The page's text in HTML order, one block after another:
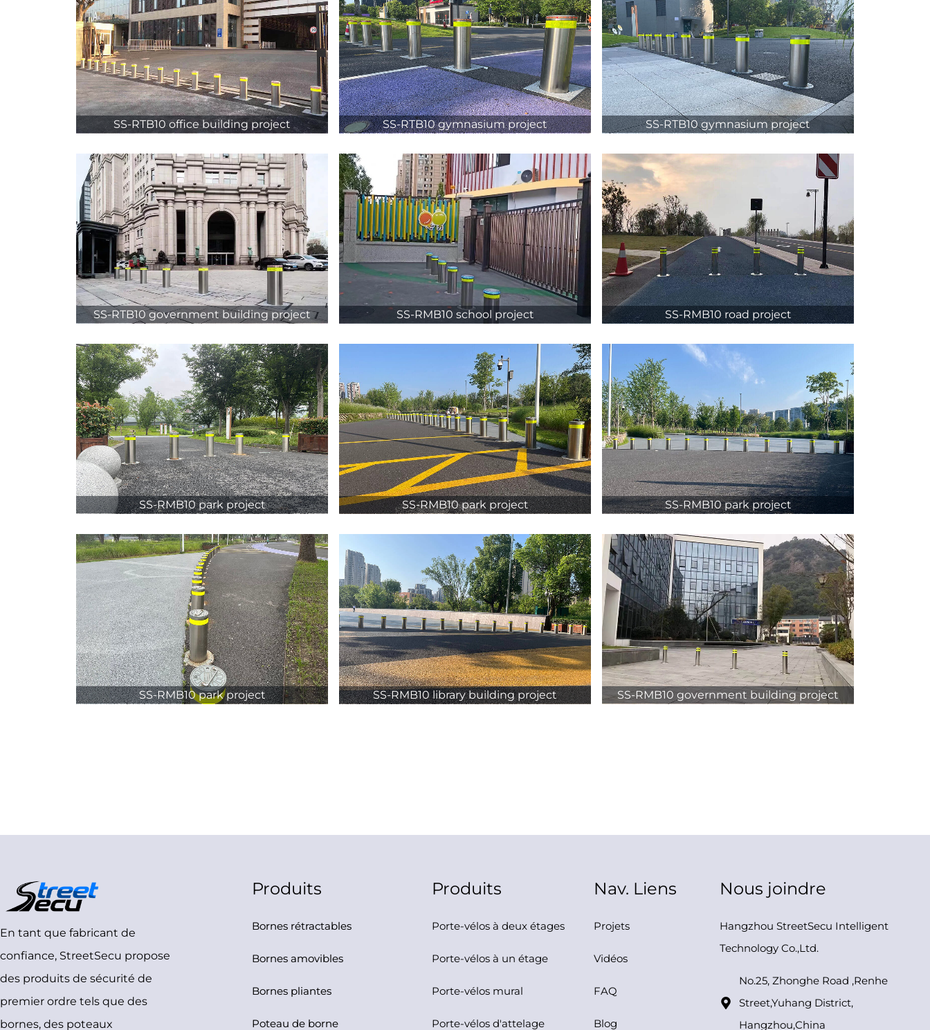
SS-RTB10 office building project SS-RTB10 gymnasium project SS-RTB10 gymnasium project
SS-RTB10 government building project SS-RMB10 school project SS-RMB10 road project
SS-RMB10 park project SS-RMB10 park project SS-RMB10 park project
SS-RMB10 park project SS-RMB10 library building project SS-RMB10 government building project
En tant que fabricant de
confiance, StreetSecu propose
des produits de sécurité de
premier ordre tels que des
bornes, des poteaux
Produits
Bornes rétractables
Bornes amovibles
Bornes pliantes
Poteau de borne
Produits
Porte-vélos à deux étages
Porte-vélos à un étage
Porte-vélos mural
Porte-vélos d'attelage
Nav. Liens
Projets
Vidéos
FAQ
Blog
Nous joindre
Hangzhou StreetSecu Intelligent
Technology Co.,Ltd.
No.25, Zhonghe Road ,Renhe
Street,Yuhang District,
Hangzhou,China